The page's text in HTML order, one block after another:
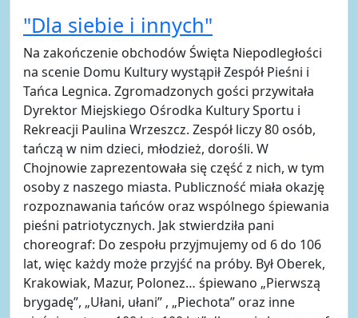
"Dla siebie i innych"
Na zakończenie obchodów Święta Niepodległości
na scenie Domu Kultury wystąpił Zespół Pieśni i
Tańca Legnica. Zgromadzonych gości przywitała
Dyrektor Miejskiego Ośrodka Kultury Sportu i
Rekreacji Paulina Wrzeszcz. Zespół liczy 80 osób,
tańczą w nim dzieci, młodzież, dorośli. W
Chojnowie zaprezentowała się część z nich, w tym
osoby z naszego miasta. Publiczność miała okazję
rozpoznawania tańców oraz wspólnego śpiewania
pieśni patriotycznych. Jak stwierdziła pani
choreograf: Do zespołu przyjmujemy od 6 do 106
lat, więc każdy może przyjść na próby. Był Oberek,
Krakowiak, Mazur, Polonez… śpiewano „Pierwszą
brygadę”, „Ułani, ułani” , „Piechota” oraz inne